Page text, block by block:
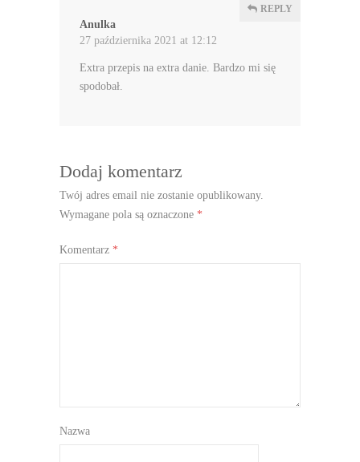
Anulka
27 października 2021 at 12:12
REPLY
Extra przepis na extra danie. Bardzo mi się
spodobał.
Dodaj komentarz
Twój adres email nie zostanie opublikowany.
Wymagane pola są oznaczone *
Komentarz *
Nazwa